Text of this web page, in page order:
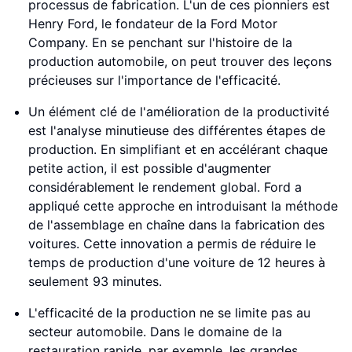
processus de fabrication. L'un de ces pionniers est
Henry Ford, le fondateur de la Ford Motor
Company. En se penchant sur l'histoire de la
production automobile, on peut trouver des leçons
précieuses sur l'importance de l'efficacité.
Un élément clé de l'amélioration de la productivité
est l'analyse minutieuse des différentes étapes de
production. En simplifiant et en accélérant chaque
petite action, il est possible d'augmenter
considérablement le rendement global. Ford a
appliqué cette approche en introduisant la méthode
de l'assemblage en chaîne dans la fabrication des
voitures. Cette innovation a permis de réduire le
temps de production d'une voiture de 12 heures à
seulement 93 minutes.
L'efficacité de la production ne se limite pas au
secteur automobile. Dans le domaine de la